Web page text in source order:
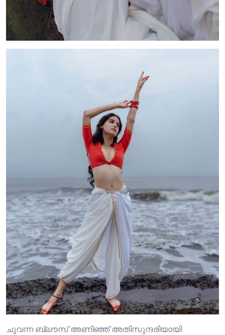
ചുവന്ന ബ്ലൗസ് അണിഞ്ഞ് അതിസുന്ദരിയായി